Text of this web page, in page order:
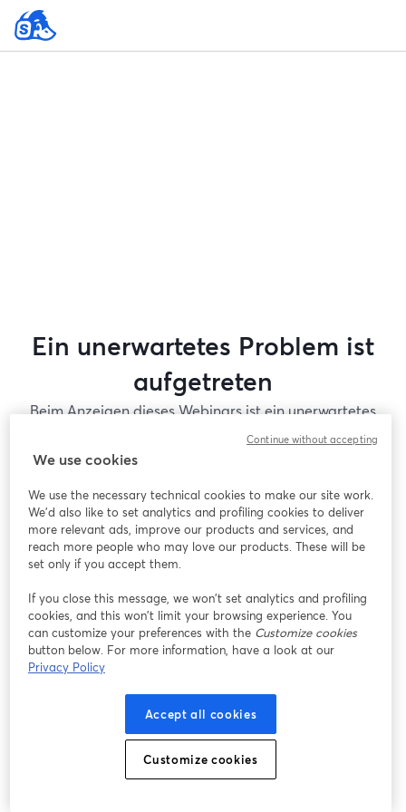
Ein unerwartetes Problem ist
aufgetreten
Beim Anzeigen dieses Webinars ist ein unerwartetes
Problem aufgetreten. Bitte versuchen Sie, die Seite
Gibt es Probleme?
wird in einem neuen Tab geöffnet
We use cookies
We use the necessary technical cookies to make our site work.
We'd also like to set analytics and profiling cookies to deliver
more relevant ads, improve our products and services, and
reach more people who may love our products. These will be
set only if you accept them.
If you close this message, we won’t set analytics and profiling
cookies, and this won’t limit your browsing experience. You
can customize your preferences with the Customize cookies
button below. For more information, have a look at our
Privacy Policy
Accept all cookies
Customize cookies
Continue without accepting